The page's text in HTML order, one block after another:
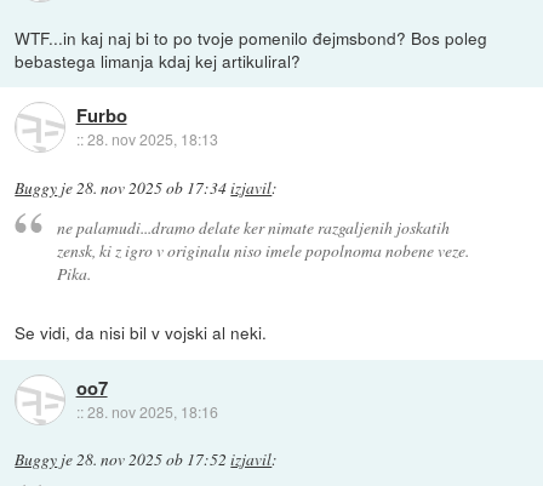
WTF...in kaj naj bi to po tvoje pomenilo đejmsbond? Bos poleg
bebastega limanja kdaj kej artikuliral?
Furbo
::28. nov 2025, 18:13
Buggy je28. nov 2025 ob 17:34izjavil:
ne palamudi...dramo delate ker nimate razgaljenih joskatih
zensk, ki z igro v originalu niso imele popolnoma nobene veze.
Pika.
Se vidi, da nisi bil v vojski al neki.
oo7
::28. nov 2025, 18:16
Buggy je28. nov 2025 ob 17:52 izjavil: